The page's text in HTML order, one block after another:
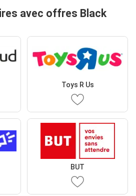
avec offres Black
Toys R Us
BUT